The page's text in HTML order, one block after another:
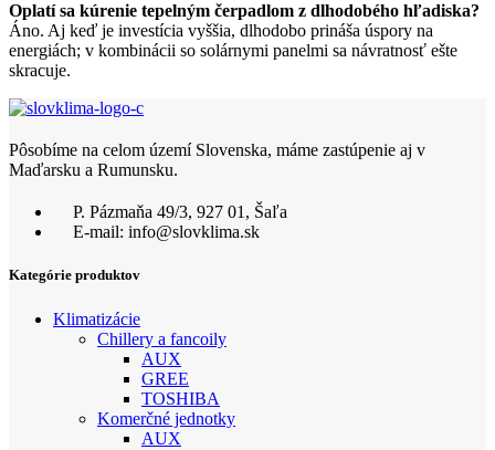
Oplatí sa kúrenie tepelným čerpadlom z dlhodobého hľadiska?
Áno. Aj keď je investícia vyššia, dlhodobo prináša úspory na
energiách; v kombinácii so solárnymi panelmi sa návratnosť ešte
skracuje.
Pôsobíme na celom území Slovenska, máme zastúpenie aj v
Maďarsku a Rumunsku.
P. Pázmaňa 49/3, 927 01, Šaľa
E-mail: info@slovklima.sk
Kategórie produktov
Klimatizácie
Chillery a fancoily
AUX
GREE
TOSHIBA
Komerčné jednotky
AUX